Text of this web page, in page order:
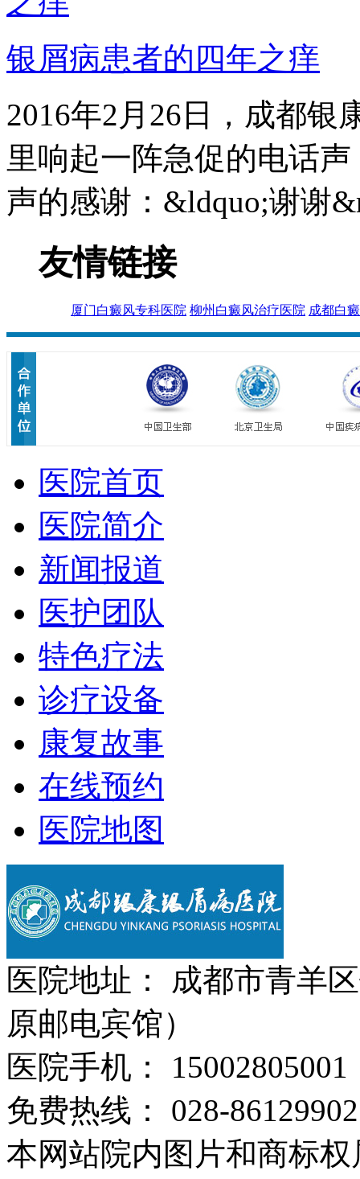
银屑病患者的四年之痒
2016年2月26日，成都银
里响起一阵急促的电话
声的感谢：&ldquo;谢谢
友情链接
厦门白癜风专科医院 柳州白癜风治疗医院 成都白
医院首页
医院简介
新闻报道
医护团队
特色疗法
诊疗设备
康复故事
在线预约
医院地图
医院地址： 成都市青羊
原邮电宾馆）
医院手机： 15002805001
免费热线： 028-86129902
本网站院内图片和商标